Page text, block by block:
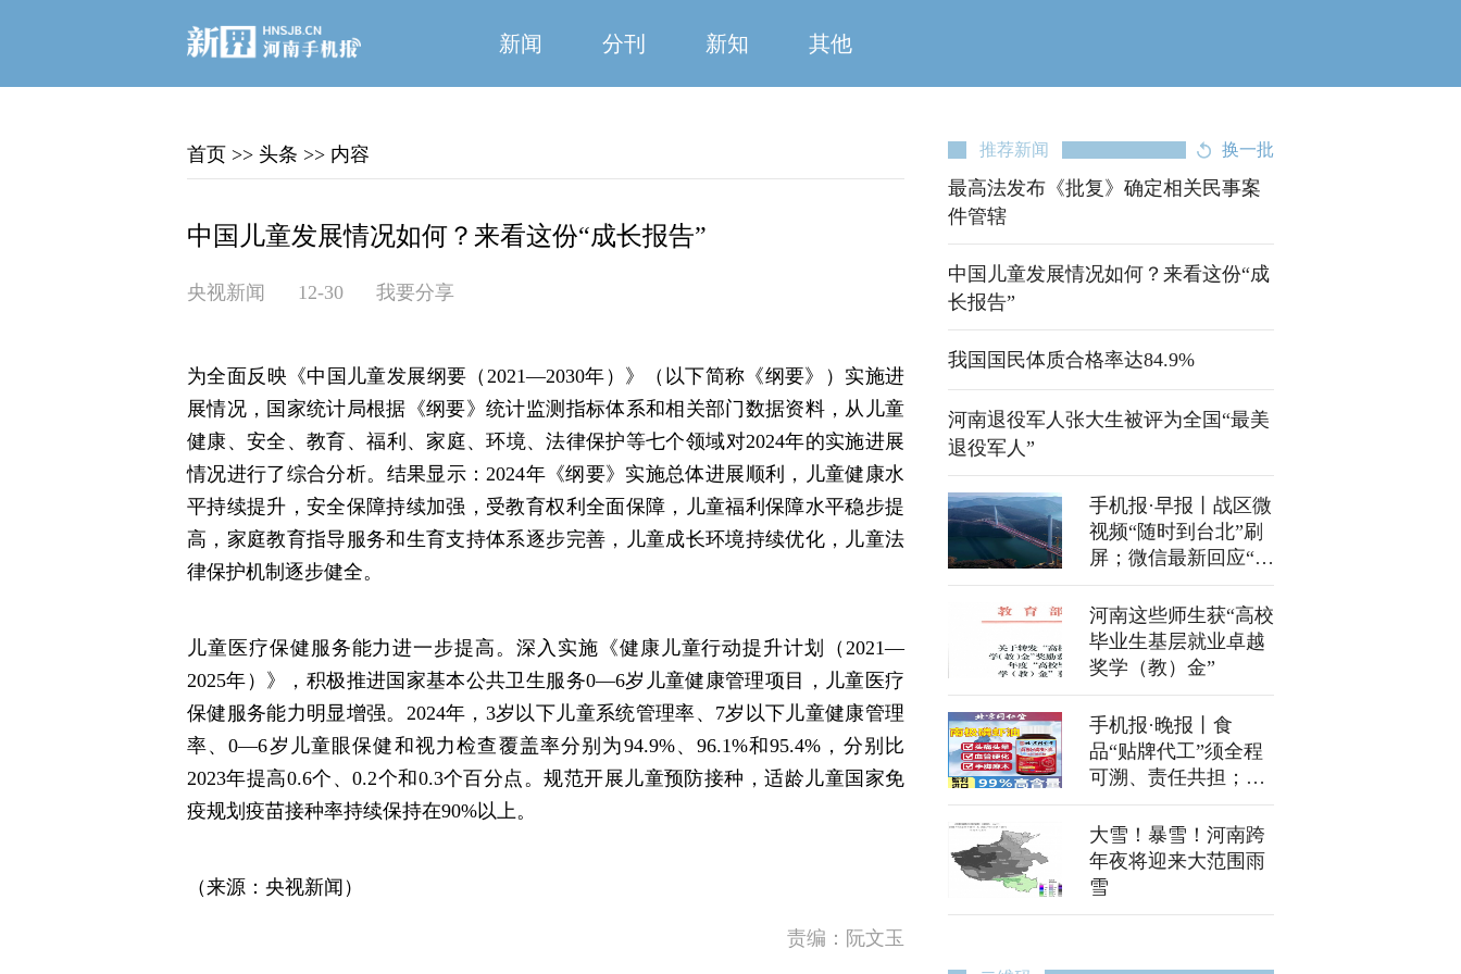
新闻 分刊 新知 其他
首页 >> 头条 >> 内容
中国儿童发展情况如何？来看这份“成长报告”
央视新闻 12-30 我要分享
为全面反映《中国儿童发展纲要（2021—2030年）》（以下简称《纲要》）实施进
展情况，国家统计局根据《纲要》统计监测指标体系和相关部门数据资料，从儿童
健康、安全、教育、福利、家庭、环境、法律保护等七个领域对2024年的实施进展
情况进行了综合分析。结果显示：2024年《纲要》实施总体进展顺利，儿童健康水
平持续提升，安全保障持续加强，受教育权利全面保障，儿童福利保障水平稳步提
高，家庭教育指导服务和生育支持体系逐步完善，儿童成长环境持续优化，儿童法
律保护机制逐步健全。
儿童医疗保健服务能力进一步提高。深入实施《健康儿童行动提升计划（2021—
2025年）》，积极推进国家基本公共卫生服务0—6岁儿童健康管理项目，儿童医疗
保健服务能力明显增强。2024年，3岁以下儿童系统管理率、7岁以下儿童健康管理
率、0—6岁儿童眼保健和视力检查覆盖率分别为94.9%、96.1%和95.4%，分别比
2023年提高0.6个、0.2个和0.3个百分点。规范开展儿童预防接种，适龄儿童国家免
疫规划疫苗接种率持续保持在90%以上。
（来源：央视新闻）
责编：阮文玉
推荐新闻 换一批
最高法发布《批复》确定相关民事案
件管辖
中国儿童发展情况如何？来看这份“成
长报告”
我国国民体质合格率达84.9%
河南退役军人张大生被评为全国“最美
退役军人”
手机报·早报丨战区微
视频“随时到台北”刷
屏；微信最新回应“占
储存空间”问题
河南这些师生获“高校
毕业生基层就业卓越
奖学（教）金”
手机报·晚报丨食
品“贴牌代工”须全程
可溯、责任共担；30
日夜至31日，河南将
迎大范围雨雪
大雪！暴雪！河南跨
年夜将迎来大范围雨
雪